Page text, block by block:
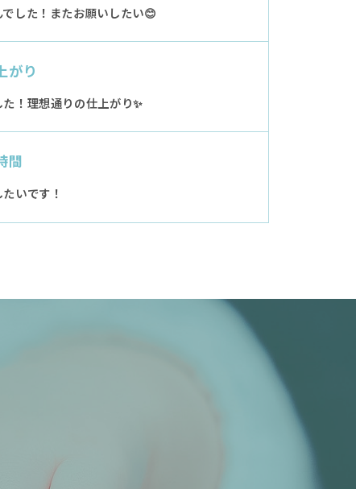
した！またお願いしたい😊
がり
！理想通りの仕上がり✨
間
いです！